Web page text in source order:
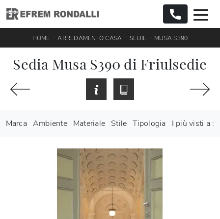
HOME -ARREDAMENTO CASA -SEDIE - MUSA S390
Sedia Musa S390 di Friulsedie
Marca Ambiente Materiale Stile Tipologia I più visti a :